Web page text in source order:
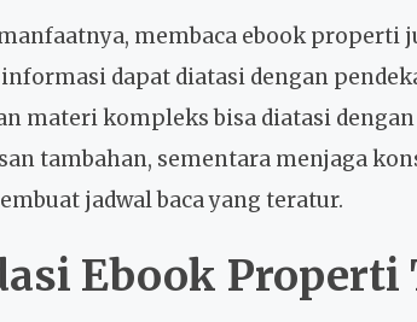
membaca ebook properti
dapat diatasi dengan
materi kompleks bisa diatasi
tambahan, sementara menjaga
jadwal baca yang teratur.
Ebook Properti